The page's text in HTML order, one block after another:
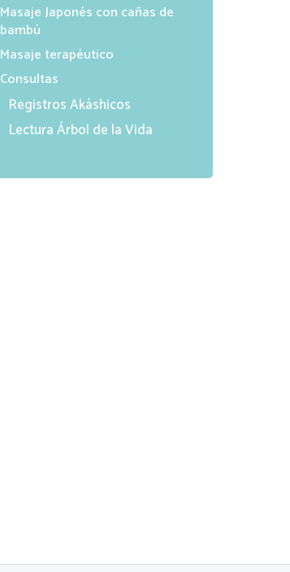
Masaje Japonés con cañas de
bambú
Masaje terapéutico
Consultas
Registros Akáshicos
Lectura Árbol de la Vida